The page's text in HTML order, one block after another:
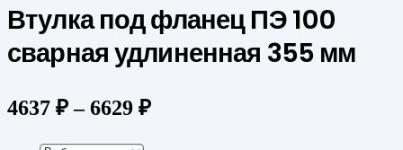
Втулка под фланец ПЭ 100
сварная удлиненная 355 мм
4637 ₽–6629 ₽